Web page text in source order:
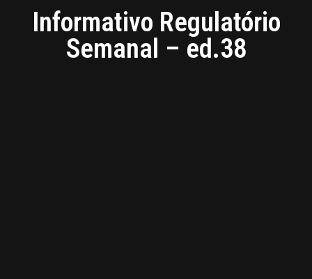
Informativo Regulatório
Semanal – ed.38